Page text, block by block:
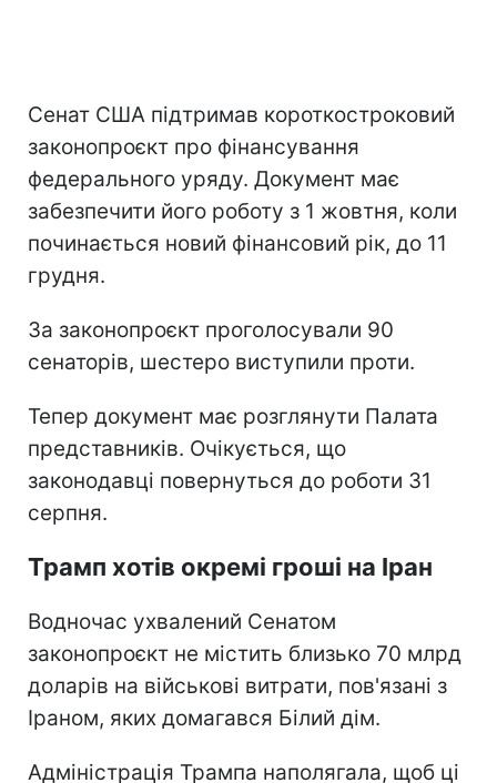
Сенат США підтримав короткостроковий
законопроєкт про фінансування
федерального уряду. Документ має
забезпечити його роботу з 1 жовтня, коли
починається новий фінансовий рік, до 11
грудня.
За законопроєкт проголосували 90
сенаторів, шестеро виступили проти.
Тепер документ має розглянути Палата
представників. Очікується, що
законодавці повернуться до роботи 31
серпня.
Трамп хотів окремі гроші на Іран
Водночас ухвалений Сенатом
законопроєкт не містить близько 70 млрд
доларів на військові витрати, пов'язані з
Іраном, яких домагався Білий дім.
Адміністрація Трампа наполягала, щоб ці